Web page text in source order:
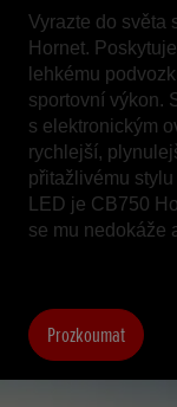
Vyrazte do světa
Hornet.
lehkému
sportovní výkon.
s elektronickým
rychlejší,
přitažlivému
LED je CB750
se mu nedokáže
Prozkoumat